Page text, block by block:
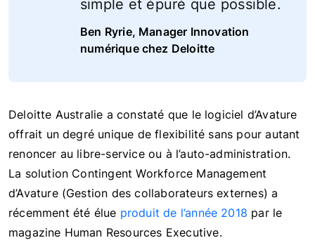
simple et épuré que possible.
Ben Ryrie, Manager Innovation
numérique chez Deloitte
Deloitte Australie a constaté que le logiciel d’Avature
offrait un degré unique de flexibilité sans pour autant
renoncer au libre-service ou à l’auto-administration.
La solution Contingent Workforce Management
d’Avature (Gestion des collaborateurs externes) a
récemment été élue produit de l’année 2018 par le
magazine Human Resources Executive.